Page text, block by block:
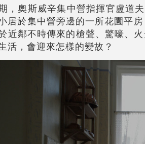
，奧斯威辛集中營指揮官盧道
居於集中營旁邊的一所花園平
近鄰不時傳來的槍聲、驚嚎、
活，會迎來怎樣的變故？